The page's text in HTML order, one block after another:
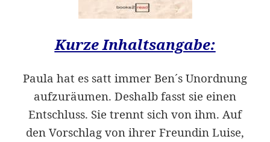
Kurze Inhaltsangabe:
Paula hat es satt immer Ben´s Unordnung
aufzuräumen. Deshalb fasst sie einen
Entschluss. Sie trennt sich von ihm. Auf
den Vorschlag von ihrer Freundin Luise,